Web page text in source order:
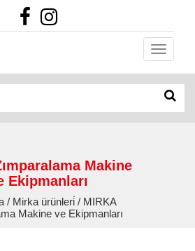
Makine
Ekipmanları
/ Mirka ürünleri̇ / MIRKA
Makine ve Ekipmanları